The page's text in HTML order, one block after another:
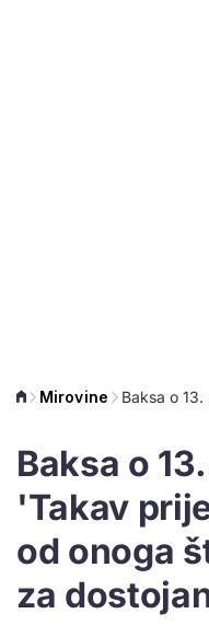
Mirovine
Baksa o
'Takav
od onoga
za